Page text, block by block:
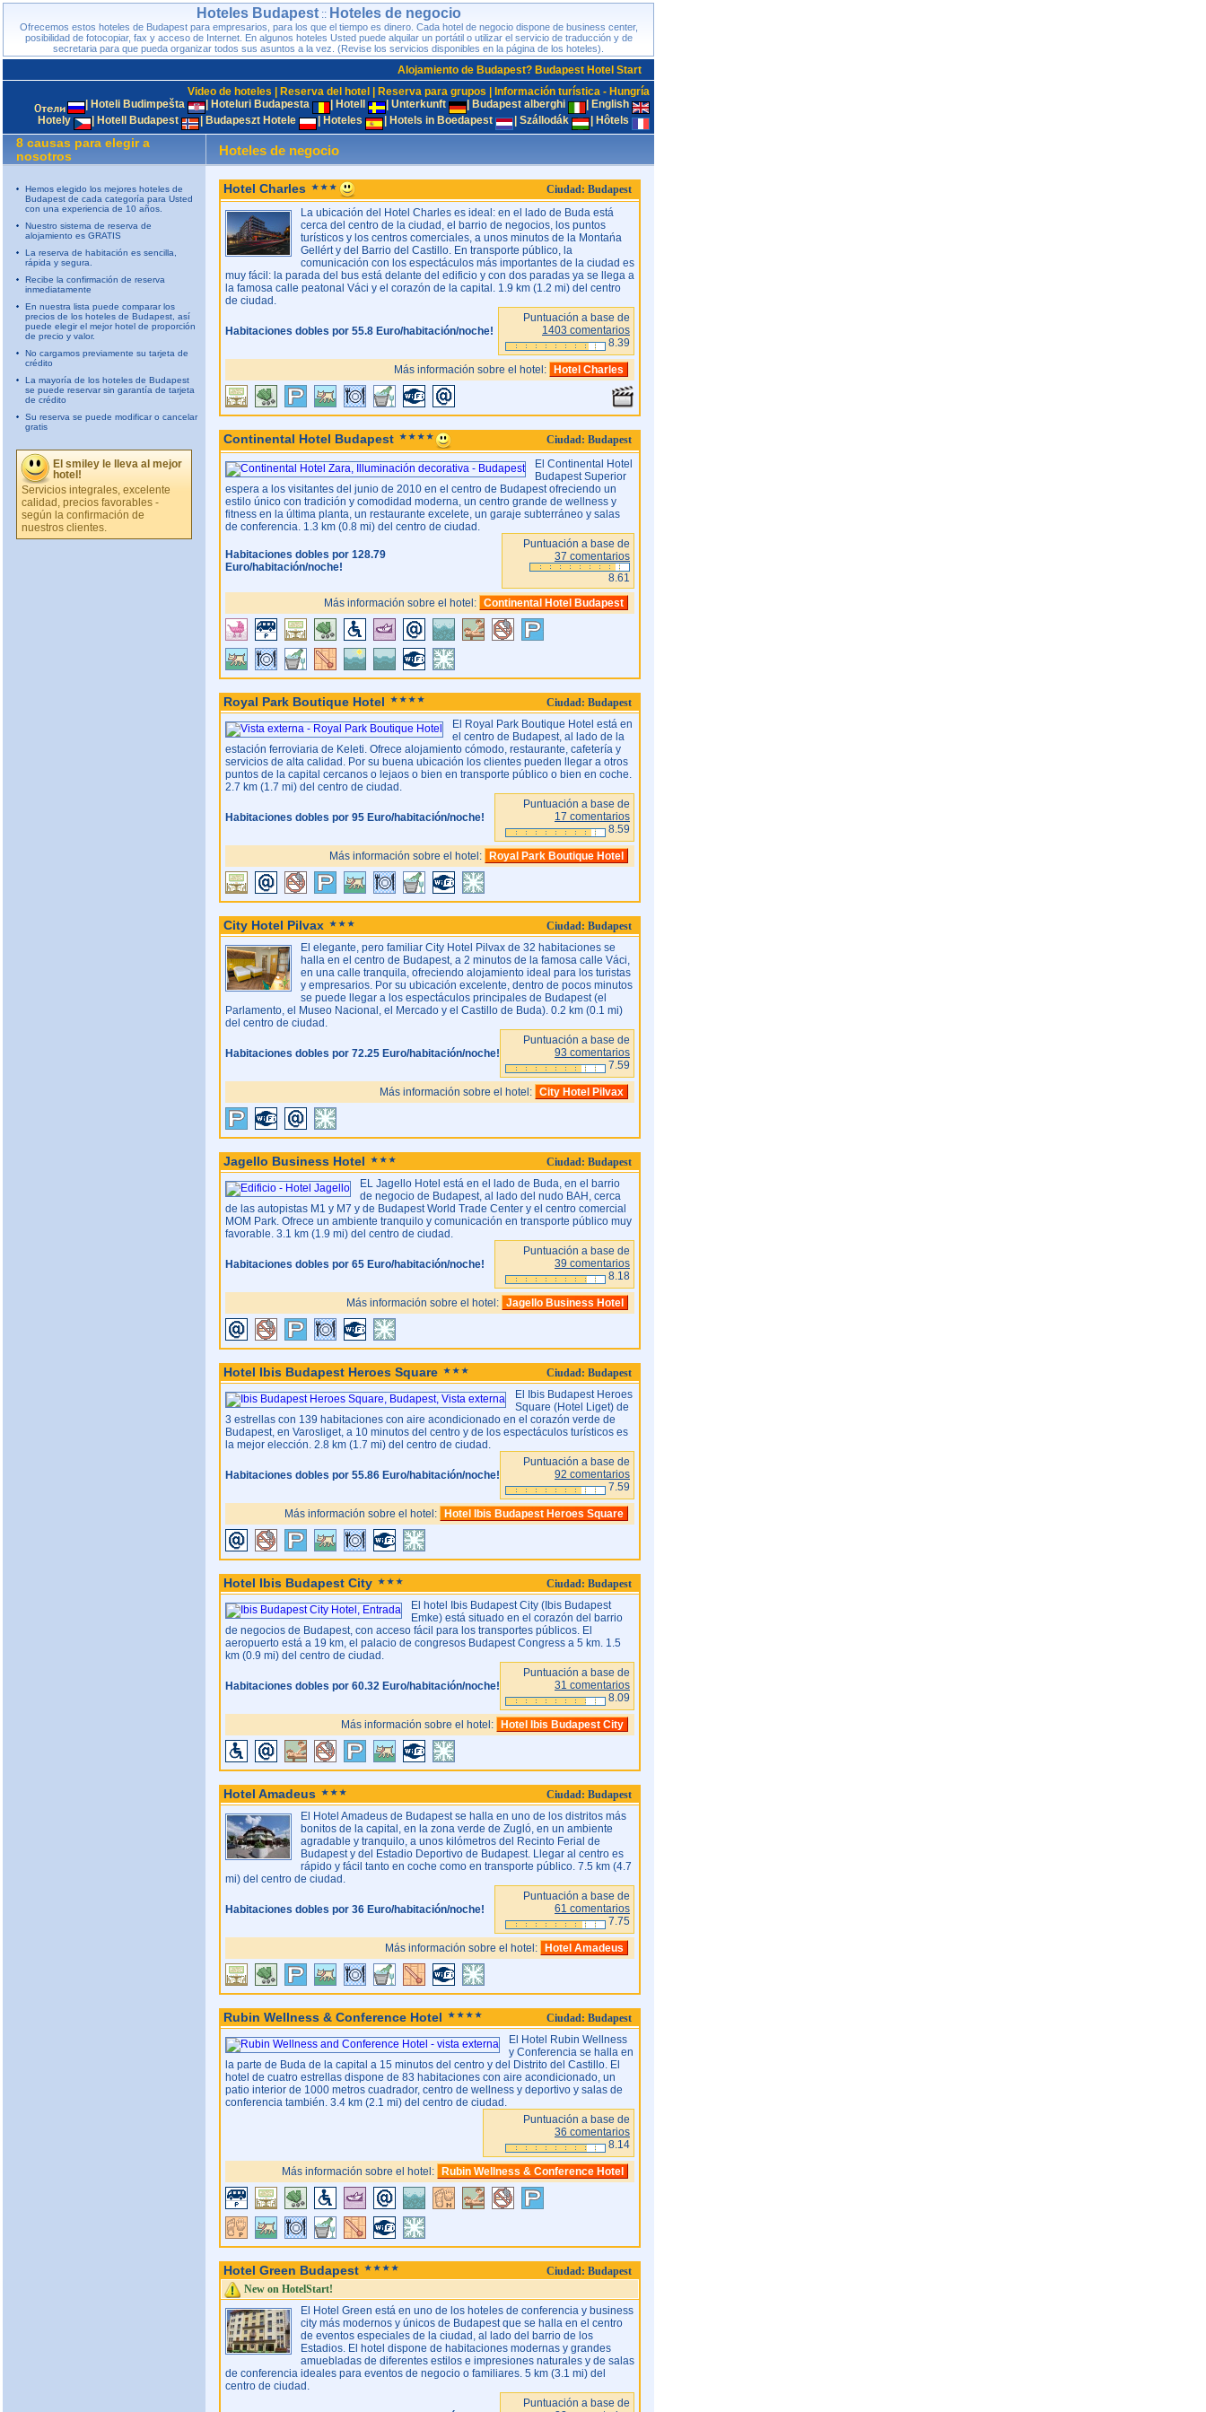
Hoteles Budapest:: Hoteles de negocio
Ofrecemos estos hoteles de Budapest para empresarios, para los que el tiempo es dinero. Cada hotel de negocio dispone de business center,
posibilidad de fotocopiar, fax y acceso de Internet. En algunos hoteles Usted puede alquilar un portátil o utilizar el servicio de traducción y de
secretaria para que pueda organizar todos sus asuntos a la vez. (Revise los servicios disponibles en la página de los hoteles).
Alojamiento de Budapest? Budapest Hotel Start
Video de hoteles
Reserva del hotel Reserva para grupos
Información turística - Hungría
Hoteli Budimpešta Hoteluri Budapesta Hotell Unterkunft Budapest alberghi
English
Hotely
Hotell Budapest Budapeszt Hotele Hoteles Hotels in Boedapest Szállodák Hôtels
8 causas para elegir a
nosotros
Hoteles de negocio
Hemos elegido los mejores hoteles de
Budapest de cada categoría para Usted
con una experiencia de 10 años.
Nuestro sistema de reserva de
alojamiento es GRATIS
La reserva de habitación es sencilla,
rápida y segura.
Recibe la confirmación de reserva
inmediatamente
En nuestra lista puede comparar los
precios de los hoteles de Budapest, así
puede elegir el mejor hotel de proporción
de precio y valor.
No cargamos previamente su tarjeta de
crédito
La mayoría de los hoteles de Budapest
se puede reservar sin garantía de tarjeta
de crédito
Su reserva se puede modificar o cancelar
gratis
El smiley le lleva al mejor
hotel!
Servicios integrales, excelente
calidad, precios favorables -
según la confirmación de
nuestros clientes.
Ciudad: Budapest
Hotel Charles
La ubicación del Hotel Charles es ideal: en el lado de Buda está
cerca del centro de la ciudad, el barrio de negocios, los puntos
turísticos y los centros comerciales, a unos minutos de la Montańa
Gellért y del Barrio del Castillo. En transporte público, la
comunicación con los espectáculos más importantes de la ciudad es
muy fácil: la parada del bus está delante del edificio y con dos paradas ya se llega a
la famosa calle peatonal Váci y el corazón de la capital. 1.9 km (1.2 mi) del centro
de ciudad.
Habitaciones dobles por 55.8 Euro/habitación/noche!
Puntuación a base de
1403 comentarios
8.39
Más información sobre el hotel: Hotel Charles
Ciudad: Budapest
Continental Hotel Budapest
El Continental Hotel
Budapest Superior
espera a los visitantes del junio de 2010 en el centro de Budapest ofreciendo un
estilo único con tradición y comodidad moderna, un centro grande de wellness y
fitness en la última planta, un restaurante excelete, un garaje subterráneo y salas
de conferencia. 1.3 km (0.8 mi) del centro de ciudad.
Habitaciones dobles por 128.79
Euro/habitación/noche!
Puntuación a base de
37 comentarios
8.61
Más información sobre el hotel: Continental Hotel Budapest
Ciudad: Budapest
Royal Park Boutique Hotel
El Royal Park Boutique Hotel está en
el centro de Budapest, al lado de la
estación ferroviaria de Keleti. Ofrece alojamiento cómodo, restaurante, cafetería y
servicios de alta calidad. Por su buena ubicación los clientes pueden llegar a otros
puntos de la capital cercanos o lejaos o bien en transporte público o bien en coche.
2.7 km (1.7 mi) del centro de ciudad.
Habitaciones dobles por 95 Euro/habitación/noche!
Puntuación a base de
17 comentarios
8.59
Más información sobre el hotel: Royal Park Boutique Hotel
Ciudad: Budapest
City Hotel Pilvax
El elegante, pero familiar City Hotel Pilvax de 32 habitaciones se
halla en el centro de Budapest, a 2 minutos de la famosa calle Váci,
en una calle tranquila, ofreciendo alojamiento ideal para los turistas
y empresarios. Por su ubicación excelente, dentro de pocos minutos
se puede llegar a los espectáculos principales de Budapest (el
Parlamento, el Museo Nacional, el Mercado y el Castillo de Buda). 0.2 km (0.1 mi)
del centro de ciudad.
Habitaciones dobles por 72.25 Euro/habitación/noche!
Puntuación a base de
93 comentarios
7.59
Más información sobre el hotel: City Hotel Pilvax
Ciudad: Budapest
Jagello Business Hotel
EL Jagello Hotel está en el lado de Buda, en el barrio
de negocio de Budapest, al lado del nudo BAH, cerca
de las autopistas M1 y M7 y de Budapest World Trade Center y el centro comercial
MOM Park. Ofrece un ambiente tranquilo y comunicación en transporte público muy
favorable. 3.1 km (1.9 mi) del centro de ciudad.
Habitaciones dobles por 65 Euro/habitación/noche!
Puntuación a base de
39 comentarios
8.18
Más información sobre el hotel: Jagello Business Hotel
Ciudad: Budapest
Hotel Ibis Budapest Heroes Square
El Ibis Budapest Heroes
Square (Hotel Liget) de
3 estrellas con 139 habitaciones con aire acondicionado en el corazón verde de
Budapest, en Varosliget, a 10 minutos del centro y de los espectáculos turísticos es
la mejor elección. 2.8 km (1.7 mi) del centro de ciudad.
Habitaciones dobles por 55.86 Euro/habitación/noche!
Puntuación a base de
92 comentarios
7.59
Más información sobre el hotel: Hotel Ibis Budapest Heroes Square
Ciudad: Budapest
Hotel Ibis Budapest City
El hotel Ibis Budapest City (Ibis Budapest
Emke) está situado en el corazón del barrio
de negocios de Budapest, con acceso fácil para los transportes públicos. El
aeropuerto está a 19 km, el palacio de congresos Budapest Congress a 5 km. 1.5
km (0.9 mi) del centro de ciudad.
Habitaciones dobles por 60.32 Euro/habitación/noche!
Puntuación a base de
31 comentarios
8.09
Más información sobre el hotel: Hotel Ibis Budapest City
Ciudad: Budapest
Hotel Amadeus
El Hotel Amadeus de Budapest se halla en uno de los distritos más
bonitos de la capital, en la zona verde de Zugló, en un ambiente
agradable y tranquilo, a unos kilómetros del Recinto Ferial de
Budapest y del Estadio Deportivo de Budapest. Llegar al centro es
rápido y fácil tanto en coche como en transporte público. 7.5 km (4.7
mi) del centro de ciudad.
Habitaciones dobles por 36 Euro/habitación/noche!
Puntuación a base de
61 comentarios
7.75
Más información sobre el hotel: Hotel Amadeus
Ciudad: Budapest
Rubin Wellness & Conference Hotel
El Hotel Rubin Wellness
y Conferencia se halla en
la parte de Buda de la capital a 15 minutos del centro y del Distrito del Castillo. El
hotel de cuatro estrellas dispone de 83 habitaciones con aire acondicionado, un
patio interior de 1000 metros cuadrador, centro de wellness y deportivo y salas de
conferencia también. 3.4 km (2.1 mi) del centro de ciudad.
Puntuación a base de
36 comentarios
8.14
Más información sobre el hotel: Rubin Wellness & Conference Hotel
Ciudad: Budapest
Hotel Green Budapest
New on HotelStart!
El Hotel Green está en uno de los hoteles de conferencia y business
city más modernos y únicos de Budapest que se halla en el centro
de eventos especiales de la ciudad, al lado del barrio de los
Estadios. El hotel dispone de habitaciones modernas y grandes
amuebladas de diferentes estilos e impresiones naturales y de salas
de conferencia ideales para eventos de negocio o familiares. 5 km (3.1 mi) del
centro de ciudad.
Puntuación a base de